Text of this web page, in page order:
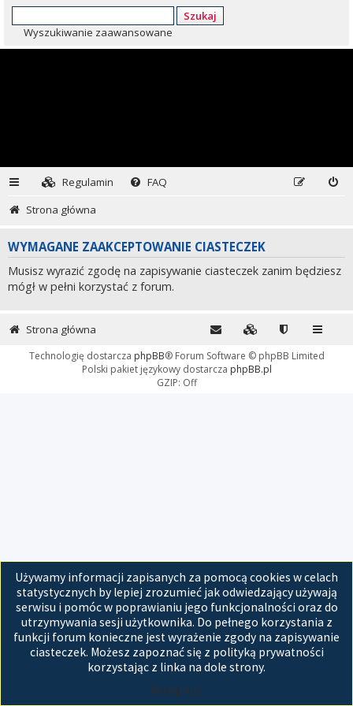
Szukaj
Wyszukiwanie zaawansowane
Regulamin
FAQ
Strona główna
WYMAGANE ZAAKCEPTOWANIE CIASTECZEK
Musisz wyrazić zgodę na zapisywanie ciasteczek zanim będziesz
mógł w pełni korzystać z forum.
Używamy informacji zapisanych za pomocą cookies w celach
statystycznych by lepiej zrozumieć jak odwiedzający używają
serwisu i pomóc w poprawianiu jego funkcjonalności oraz do
utrzymywania sesji użytkownika. Do pełnego korzystania z
funkcji forum konieczne jest wyrażenie zgody na zapisywanie
ciasteczek. Możesz zapoznać się z polityką prywatności
korzystając z linka na dole strony.
Akceptuję
Strona główna
Technologię dostarcza phpBB® Forum Software © phpBB Limited
Polski pakiet językowy dostarcza phpBB.pl
GZIP: Off